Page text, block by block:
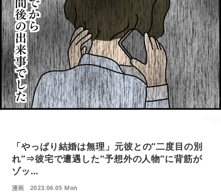
「やっぱり結婚は無理」元彼との”二度目の別
れ”⇒彼宅で遭遇した“予想外の人物”に背筋が
ゾッ…
漫画 2023.06.05 Mon